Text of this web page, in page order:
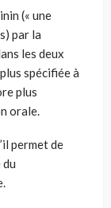
(« une
par la
les deux
spécifiée à
plus
orale.
permet de